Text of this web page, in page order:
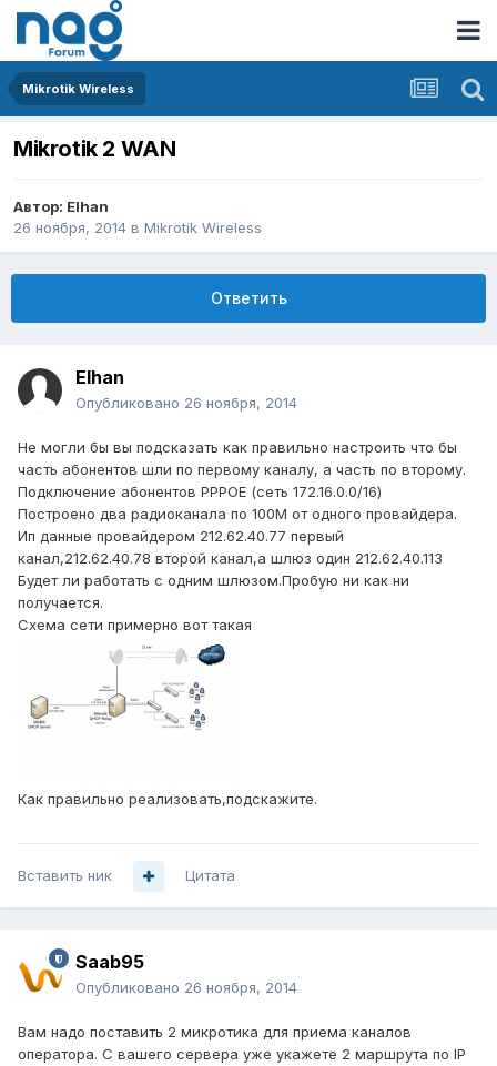
Mikrotik Wireless
Mikrotik 2 WAN
Автор: Elhan
26 ноября, 2014 в Mikrotik Wireless
Ответить
Elhan
Опубликовано 26 ноября, 2014
Не могли бы вы подсказать как правильно настроить что бы
часть абонентов шли по первому каналу, а часть по второму.
Подключение абонентов PPPOE (сеть 172.16.0.0/16)
Построено два радиоканала по 100M от одного провайдера.
Ип данные провайдером 212.62.40.77 первый
канал,212.62.40.78 второй канал,а шлюз один 212.62.40.113
Будет ли работать с одним шлюзом.Пробую ни как ни
получается.
Схема сети примерно вот такая
Как правильно реализовать,подскажите.
Вставить ник Цитата
Saab95
Опубликовано 26 ноября, 2014
Вам надо поставить 2 микротика для приема каналов
оператора. С вашего сервера уже укажете 2 маршрута по IP